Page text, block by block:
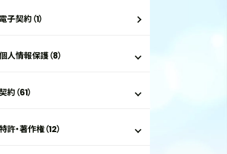
電子契約（1）
人情報保護（8）
約（61）
許・著作権（12）